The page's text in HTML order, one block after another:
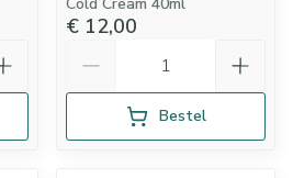
€ 12,00
Bestel